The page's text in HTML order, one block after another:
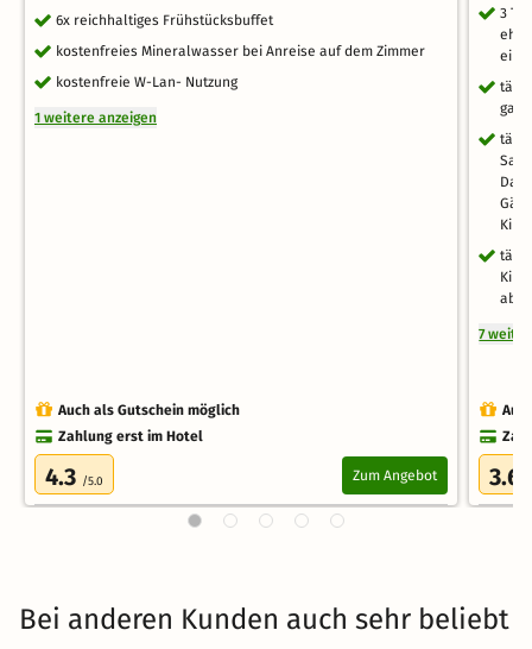
6x reichhaltiges Frühstücksbuffet
kostenfreies Mineralwasser bei Anreise auf dem Zimmer
kostenfreie W-Lan- Nutzung
1 weitere anzeigen
Auch als Gutschein möglich
Zahlung erst im Hotel
4.3 /5.0 Zum Angebot
3
Das
7
3.6
Bei anderen Kunden auch sehr beliebt